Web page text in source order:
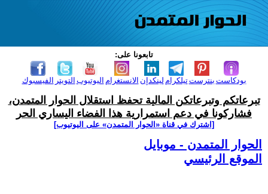
تابعونا على:
الفيسبوك التويتر اليوتيوب الانستغرام لينكدإن تيلكرامبنترست بودكاست
تبرعاتكم وتبرعاتكن المالية تحفظ استقلال الحوار المتمدن،
فشاركونا في دعم استمرارية هذا الفضاء اليساري الحر
[اشترك في قناة ‫«الحوار المتمدن» على اليوتيوب]
الحوار المتمدن - موبايل
الموقع الرئيسي